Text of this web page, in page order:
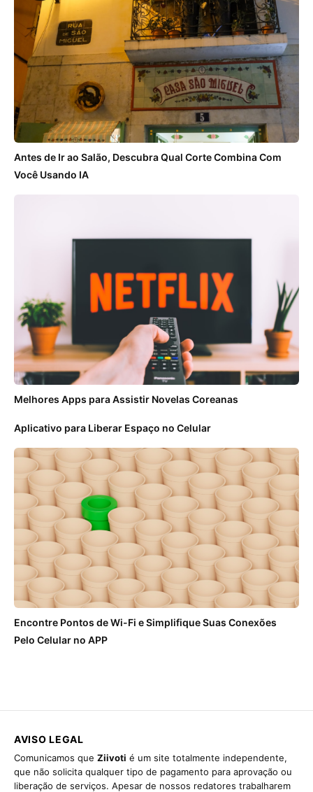
Antes de Ir ao Salão, Descubra Qual Corte Combina Com
Você Usando IA
Melhores Apps para Assistir Novelas Coreanas
Aplicativo para Liberar Espaço no Celular
Encontre Pontos de Wi-Fi e Simplifique Suas Conexões
Pelo Celular no APP
AVISO LEGAL
Comunicamos que Ziivoti é um site totalmente independente,
que não solicita qualquer tipo de pagamento para aprovação ou
liberação de serviços. Apesar de nossos redatores trabalharem